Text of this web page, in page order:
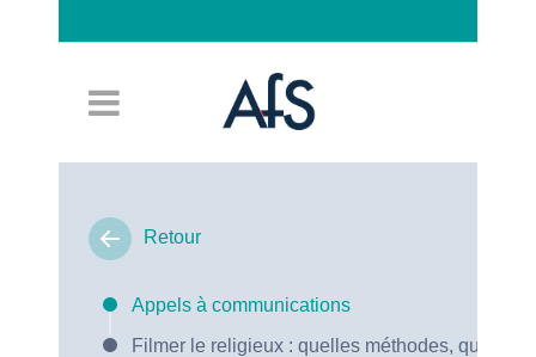
Retour
Appels à communications
Filmer le religieux : quelles méthodes, quels